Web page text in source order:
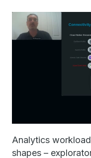
Analytics
shapes –